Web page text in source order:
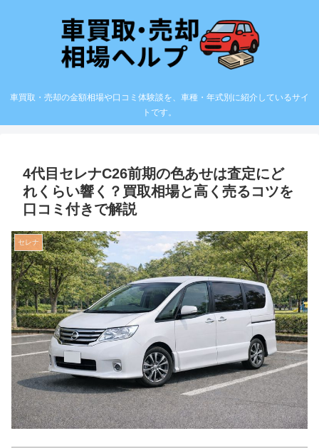
車買取・売却の金額相場や口コミ体験談を、車種・年式別に紹介しているサイ
トです。
4代目セレナC26前期の色あせは査定にど
れくらい響く？買取相場と高く売るコツを
口コミ付きで解説
セレナ